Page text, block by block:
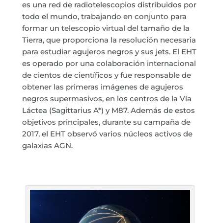
es una red de radiotelescopios distribuidos por
todo el mundo, trabajando en conjunto para
formar un telescopio virtual del tamaño de la
Tierra, que proporciona la resolución necesaria
para estudiar agujeros negros y sus jets. El EHT
es operado por una colaboración internacional
de cientos de científicos y fue responsable de
obtener las primeras imágenes de agujeros
negros supermasivos, en los centros de la Vía
Láctea (Sagittarius A*) y M87. Además de estos
objetivos principales, durante su campaña de
2017, el EHT observó varios núcleos activos de
galaxias AGN.